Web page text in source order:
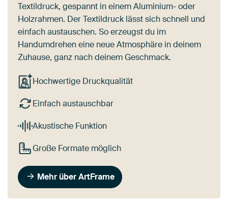
Textildruck, gespannt in einem Aluminium- oder
Holzrahmen. Der Textildruck lässt sich schnell und
einfach austauschen. So erzeugst du im
Handumdrehen eine neue Atmosphäre in deinem
Zuhause, ganz nach deinem Geschmack.
Hochwertige Druckqualität
Einfach austauschbar
Akustische Funktion
Große Formate möglich
Mehr über ArtFrame